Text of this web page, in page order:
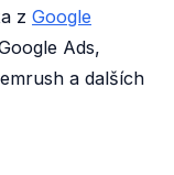
z Google
Ads,
a dalších